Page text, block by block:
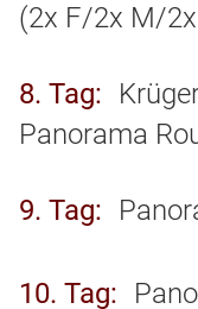
(2x F/2x M/
8. Tag
Panorama
9. Tag
10. Tag